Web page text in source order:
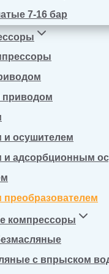
7-16 бар
и осушителем
и адсорбционным
компрессоры
с впрыском